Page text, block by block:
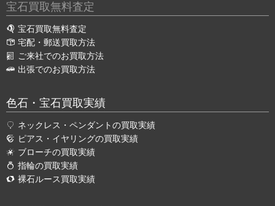
宝石買取無料査定
宝石買取無料査定
宅配・郵送買取方法
ご来社でのお買取方法
出張でのお買取方法
色石・宝石買取実績
ネックレス・ペンダントの買取実績
ピアス・イヤリングの買取実績
ブローチの買取実績
指輪の買取実績
裸石ルース買取実績